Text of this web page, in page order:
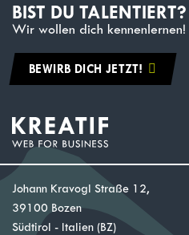
BIST DU TALENTIERT?
Wir wollen dich kennenlernen!
BEWIRB DICH JETZT!
Johann Kravogl Straße 12,
39100 Bozen
Südtirol - Italien (BZ)